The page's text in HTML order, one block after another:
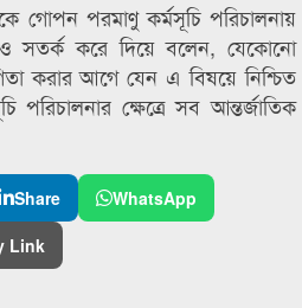
গোপন পরমাণু কর্মসূচি পরিচালনায়
সতর্ক করে দিয়ে বলেন, যেকোনো
করার আগে যেন এ বিষয়ে নিশ্চিত
পরিচালনার ক্ষেত্রে সব আন্তর্জাতিক
Share
WhatsApp
Link